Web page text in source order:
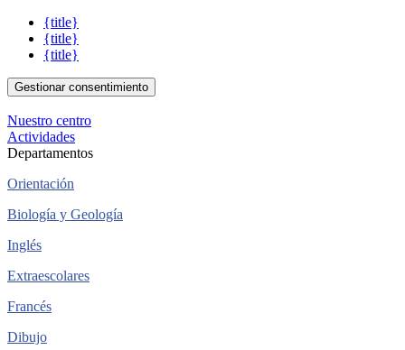
{title}
{title}
{title}
Gestionar consentimiento
Nuestro centro
Actividades
Departamentos
Orientación
Biología y Geología
Inglés
Extraescolares
Francés
Dibujo